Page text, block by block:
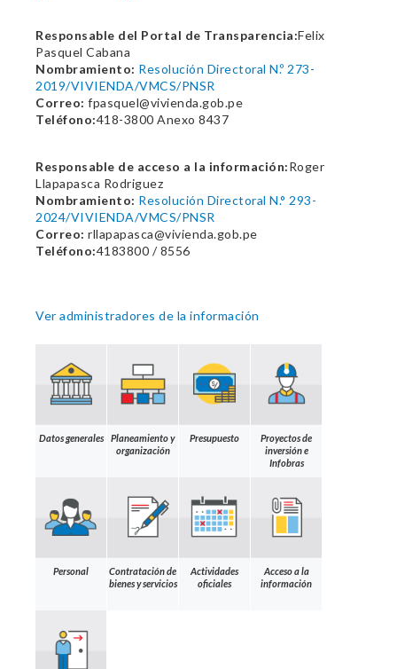
Responsable del Portal de Transparencia:Felix
Pasquel Cabana
Nombramiento: Resolución Directoral N.º 273-
2019/VIVIENDA/VMCS/PNSR
Correo: fpasquel@vivienda.gob.pe
Teléfono:418-3800 Anexo 8437
Responsable de acceso a la información:Roger
Llapapasca Rodriguez
Nombramiento: Resolución Directoral N.° 293-
2024/VIVIENDA/VMCS/PNSR
Correo: rllapapasca@vivienda.gob.pe
Teléfono:4183800 / 8556
Ver administradores de la información
Datos generales
Planeamiento y
organización
Presupuesto
Proyectos de
inversión e
Infobras
Personal
Contratación de
bienes y servicios
Actividades
oficiales
Acceso a la
información